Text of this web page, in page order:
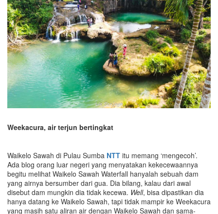
Weekacura, air terjun bertingkat
Waikelo Sawah di Pulau Sumba NTT itu memang ‘mengecoh’.
Ada blog orang luar negeri yang menyatakan kekecewaannya
begitu melihat Waikelo Sawah Waterfall hanyalah sebuah dam
yang airnya bersumber dari gua. Dia bilang, kalau dari awal
disebut dam mungkin dia tidak kecewa. Well, bisa dipastikan dia
hanya datang ke Waikelo Sawah, tapi tidak mampir ke Weekacura
yang masih satu aliran air dengan Waikelo Sawah dan sama-